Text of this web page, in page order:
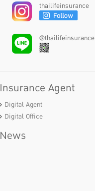
thailifeinsurance
@thailifeinsurance
Insurance Agent
Digital Agent
Digital Office
News